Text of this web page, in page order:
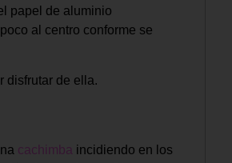
papel de aluminio
al centro conforme se
disfrutar de ella.
cachimba incidiendo en los